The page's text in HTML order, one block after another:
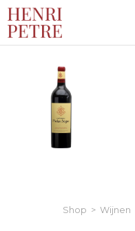
Shop > Wijnen